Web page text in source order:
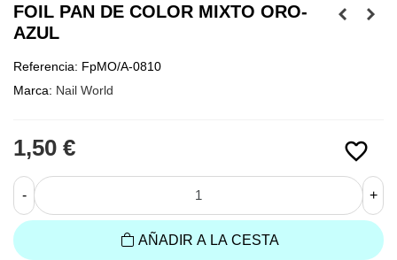
FOIL PAN DE COLOR MIXTO ORO-
AZUL
Referencia: FpMO/A-0810
Marca: Nail World
favorite_border
1,50 €
- +
AÑADIR A LA CESTA